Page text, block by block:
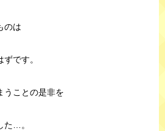
のは
です。
うことの是非を
た…。